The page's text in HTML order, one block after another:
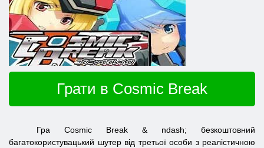
Грати в Cosmic Break
Гра Cosmic Break & ndash; безкоштовний
багатокористувацький шутер від третьої особи з реалістичною